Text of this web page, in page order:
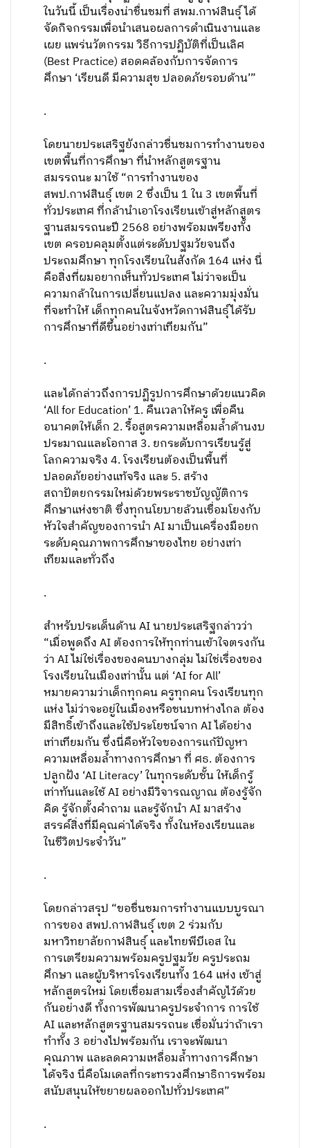
ในวันนี้ เป็นเรื่องน่าชื่นชมที่ สพม.กาฬสินธุ์ ได้
จัดกิจกรรมเพื่อนำเสนอผลการดำเนินงานและ
เผย แพร่นวัตกรรม วิธีการปฏิบัติที่เป็นเลิศ
(Best Practice) สอดคล้องกับการจัดการ
ศึกษา ‘เรียนดี มีความสุข ปลอดภัยรอบด้าน’”
.
โดยนายประเสริฐยังกล่าวชื่นชมการทำงานของ
เขตพื้นที่การศึกษา ที่นำหลักสูตรฐาน
สมรรถนะ มาใช้ “การทำงานของ
สพป.กาฬสินธุ์ เขต 2 ซึ่งเป็น 1 ใน 3 เขตพื้นที่
ทั่วประเทศ ที่กล้านำเอาโรงเรียนเข้าสู่หลักสูตร
ฐานสมรรถนะปี 2568 อย่างพร้อมเพรียงทั้ง
เขต ครอบคลุมตั้งแต่ระดับปฐมวัยจนถึง
ประถมศึกษา ทุกโรงเรียนในสังกัด 164 แห่ง นี่
คือสิ่งที่ผมอยากเห็นทั่วประเทศ ไม่ว่าจะเป็น
ความกล้าในการเปลี่ยนแปลง และความมุ่งมั่น
ที่จะทำให้ เด็กทุกคนในจังหวัดกาฬสินธุ์ได้รับ
การศึกษาที่ดีขึ้นอย่างเท่าเทียมกัน”
.
และได้กล่าวถึงการปฏิรูปการศึกษาด้วยแนวคิด
‘All for Education’ 1. คืนเวลาให้ครู เพื่อคืน
อนาคตให้เด็ก 2. รื้อสูตรความเหลื่อมล้ำด้านงบ
ประมาณและโอกาส 3. ยกระดับการเรียนรู้สู่
โลกความจริง 4. โรงเรียนต้องเป็นพื้นที่
ปลอดภัยอย่างแท้จริง และ 5. สร้าง
สถาปัตยกรรมใหม่ด้วยพระราชบัญญัติการ
ศึกษาแห่งชาติ ซึ่งทุกนโยบายล้วนเชื่อมโยงกับ
หัวใจสำคัญของการนำ AI มาเป็นเครื่องมือยก
ระดับคุณภาพการศึกษาของไทย อย่างเท่า
เทียมและทั่วถึง
.
สำหรับประเด็นด้าน AI นายประเสริฐกล่าวว่า
“เมื่อพูดถึง AI ต้องการให้ทุกท่านเข้าใจตรงกัน
ว่า AI ไม่ใช่เรื่องของคนบางกลุ่ม ไม่ใช่เรื่องของ
โรงเรียนในเมืองเท่านั้น แต่ ‘AI for All’
หมายความว่าเด็กทุกคน ครูทุกคน โรงเรียนทุก
แห่ง ไม่ว่าจะอยู่ในเมืองหรือชนบทห่างไกล ต้อง
มีสิทธิ์เข้าถึงและใช้ประโยชน์จาก AI ได้อย่าง
เท่าเทียมกัน ซึ่งนี่คือหัวใจของการแก้ปัญหา
ความเหลื่อมล้ำทางการศึกษา ที่ ศธ. ต้องการ
ปลูกฝัง ‘AI Literacy’ ในทุกระดับชั้น ให้เด็กรู้
เท่าทันและใช้ AI อย่างมีวิจารณญาณ ต้องรู้จัก
คิด รู้จักตั้งคำถาม และรู้จักนำ AI มาสร้าง
สรรค์สิ่งที่มีคุณค่าได้จริง ทั้งในห้องเรียนและ
ในชีวิตประจำวัน”
.
โดยกล่าวสรุป “ขอชื่นชมการทำงานแบบบูรณา
การของ สพป.กาฬสินธุ์ เขต 2 ร่วมกับ
มหาวิทยาลัยกาฬสินธุ์ และไทยพีบีเอส ใน
การเตรียมความพร้อมครูปฐมวัย ครูประถม
ศึกษา และผู้บริหารโรงเรียนทั้ง 164 แห่ง เข้าสู่
หลักสูตรใหม่ โดยเชื่อมสามเรื่องสำคัญไว้ด้วย
กันอย่างดี ทั้งการพัฒนาครูประจำการ การใช้
AI และหลักสูตรฐานสมรรถนะ เชื่อมั่นว่าถ้าเรา
ทำทั้ง 3 อย่างไปพร้อมกัน เราจะพัฒนา
คุณภาพ และลดความเหลื่อมล้ำทางการศึกษา
ได้จริง นี่คือโมเดลที่กระทรวงศึกษาธิการพร้อม
สนับสนุนให้ขยายผลออกไปทั่วประเทศ”
.